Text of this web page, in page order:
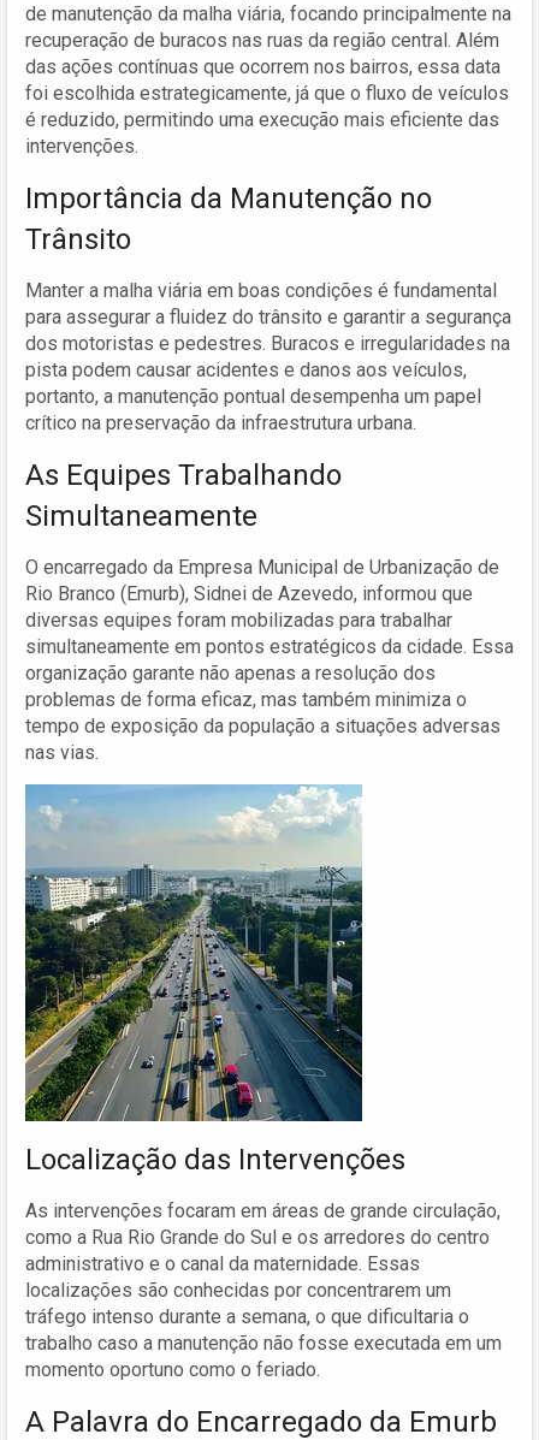
de manutenção da malha viária, focando principalmente na
recuperação de buracos nas ruas da região central. Além
das ações contínuas que ocorrem nos bairros, essa data
foi escolhida estrategicamente, já que o fluxo de veículos
é reduzido, permitindo uma execução mais eficiente das
intervenções.
Importância da Manutenção no
Trânsito
Manter a malha viária em boas condições é fundamental
para assegurar a fluidez do trânsito e garantir a segurança
dos motoristas e pedestres. Buracos e irregularidades na
pista podem causar acidentes e danos aos veículos,
portanto, a manutenção pontual desempenha um papel
crítico na preservação da infraestrutura urbana.
As Equipes Trabalhando
Simultaneamente
O encarregado da Empresa Municipal de Urbanização de
Rio Branco (Emurb), Sidnei de Azevedo, informou que
diversas equipes foram mobilizadas para trabalhar
simultaneamente em pontos estratégicos da cidade. Essa
organização garante não apenas a resolução dos
problemas de forma eficaz, mas também minimiza o
tempo de exposição da população a situações adversas
nas vias.
Localização das Intervenções
As intervenções focaram em áreas de grande circulação,
como a Rua Rio Grande do Sul e os arredores do centro
administrativo e o canal da maternidade. Essas
localizações são conhecidas por concentrarem um
tráfego intenso durante a semana, o que dificultaria o
trabalho caso a manutenção não fosse executada em um
momento oportuno como o feriado.
A Palavra do Encarregado da Emurb